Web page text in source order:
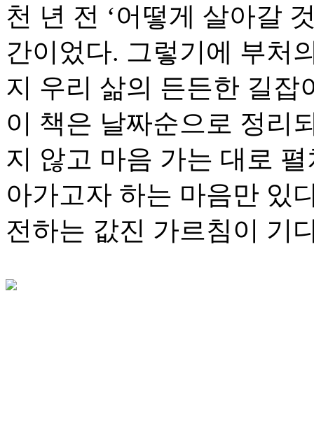
천 년 전 ‘어떻게 살아갈
간이었다. 그렇기에 부처
지 우리 삶의 든든한 길잡
이 책은 날짜순으로 정리
지 않고 마음 가는 대로
아가고자 하는 마음만 있
전하는 값진 가르침이 기